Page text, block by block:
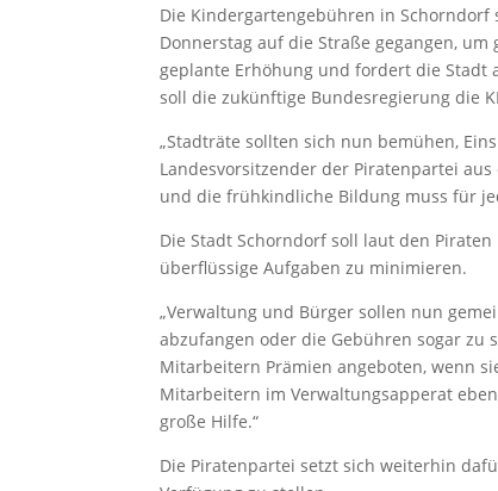
Die Kindergartengebühren in Schorndorf
Donnerstag auf die Straße gegangen,
geplante Erhöhung und fordert die Stadt
soll die zukünftige Bundesregierung die
„Stadträte sollten sich nun bemühen,
Landesvorsitzender der Piratenpartei
und die frühkindliche Bildung muss für
Die Stadt Schorndorf soll laut den
überflüssige Aufgaben zu minimieren.
„Verwaltung und Bürger sollen nun
abzufangen oder die Gebühren sogar zu
Mitarbeitern Prämien angeboten, wenn
Mitarbeitern im Verwaltungsapperat
große Hilfe.“
Die Piratenpartei setzt sich weiterhin